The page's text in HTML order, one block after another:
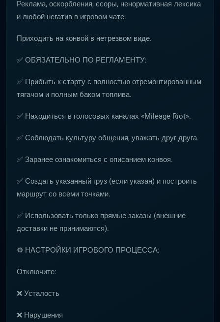
Реклама, оскорбления, ссоры, ненормативная лексика
и любой негатив в игровом чате.
Приходить на конвой в нетрезвом виде.
✅ ОБЯЗАТЕЛЬНО ПО РЕГЛАМЕНТУ:
✅ Прибыть к старту с полностью отремонтированным
тягачом и полным баком топлива.
✅ Находиться в голосовых каналах «Mileage Riot».
✅ Соблюдать культуру общения, уважать друг друга.
✅ Заранее ознакомиться с описанием конвоя.
✅ Создать указанный груз (если указан) и построить
маршрут со всеми точками.
✅ Использовать только прямые заказы (внешние
доставки не принимаются).
⚙️ НАСТРОЙКИ ИГРОВОГО ПРОЦЕССА:
Отключите:
❌ Усталость
❌ Нарушения